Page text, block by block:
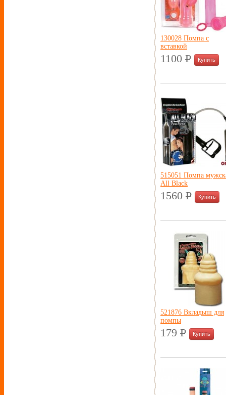
130028 Помпа с
вставкой
1100 P
УБ.
515051 Помпа
All Black
1560 P
УБ.
521876 Вкладыш для
помпы
179 P
УБ.